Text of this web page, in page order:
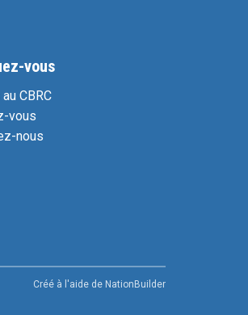
vous
CBRC
vous
nous
Créé à l'aide de NationBuilder